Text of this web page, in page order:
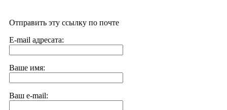
Отправить эту ссылку по почте
E-mail адресата:
Ваше имя:
Ваш e-mail: